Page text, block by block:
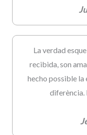
La verdad
recibida, son
hecho possible la
diferència.